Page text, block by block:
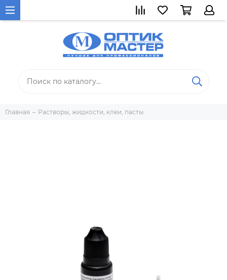
Главная Растворы, жидкости, клеи, пасты